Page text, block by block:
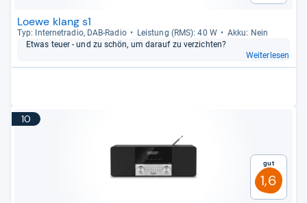
Loewe klang s1
Typ: Inter­ne­tra­dio, DAB-​Radio Leis­tung (RMS): 40 W
Akku: Nein
Etwas teuer -​ und zu schön, um dar­auf zu ver­zich­ten?
Weiterlesen
10
Gut
1,6